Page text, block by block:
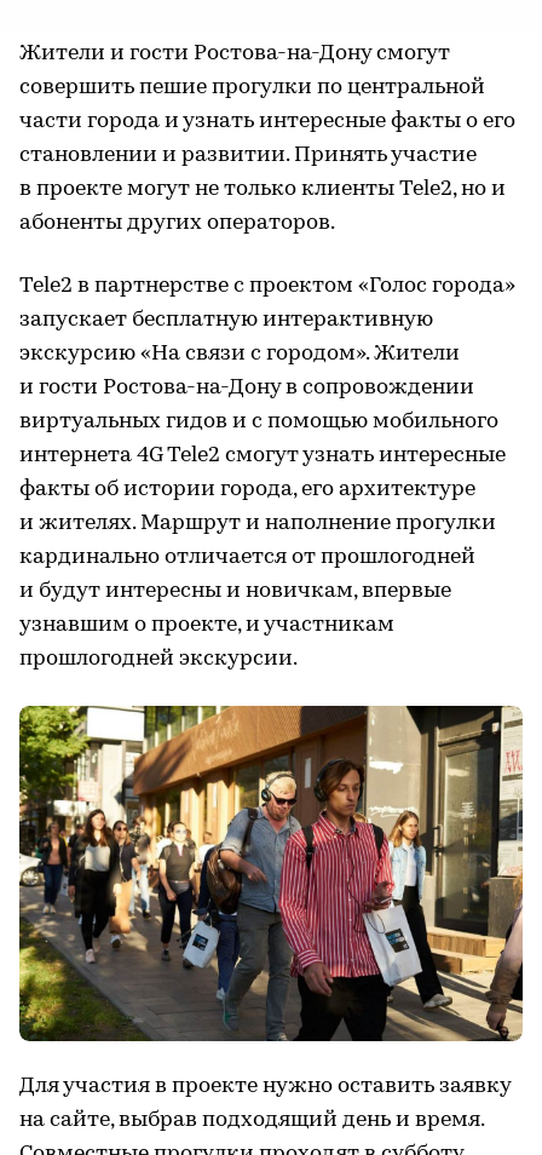
Жители и гости Ростова-на-Дону смогут
совершить пешие прогулки по центральной
части города и узнать интересные факты о его
становлении и развитии. Принять участие
в проекте могут не только клиенты Tele2, но и
абоненты других операторов.
Tele2 в партнерстве с проектом «Голос города»
запускает бесплатную интерактивную
экскурсию «На связи с городом». Жители
и гости Ростова-на-Дону в сопровождении
виртуальных гидов и с помощью мобильного
интернета 4G Tele2 смогут узнать интересные
факты об истории города, его архитектуре
и жителях. Маршрут и наполнение прогулки
кардинально отличается от прошлогодней
и будут интересны и новичкам, впервые
узнавшим о проекте, и участникам
прошлогодней экскурсии.
Для участия в проекте нужно оставить заявку
на сайте, выбрав подходящий день и время.